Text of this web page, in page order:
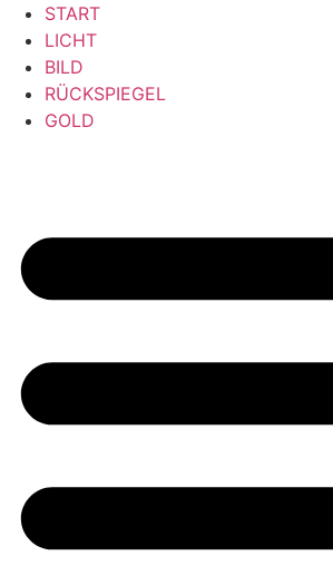
Zum
Inhalt
springen
START
LICHT
BILD
RÜCKSPIEGEL
GOLD